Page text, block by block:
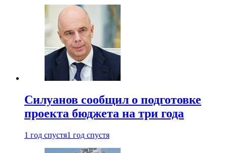
Силуанов сообщил о подготовке
проекта бюджета на три года
1 год спустя1 год спустя